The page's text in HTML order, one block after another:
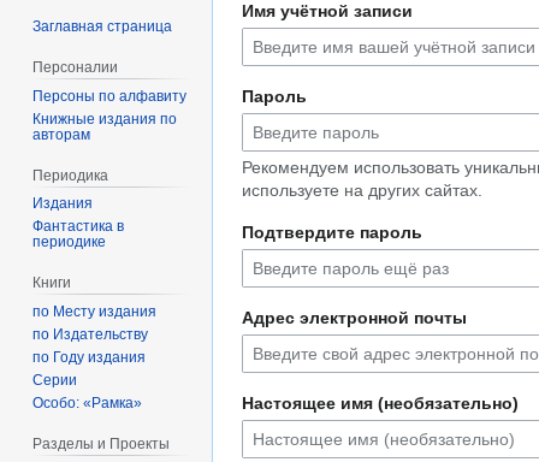
к
навигации
к
поиску
Имя учётной записи
Пароль
Рекомендуем использовать
используете на других сайтах.
Подтвердите пароль
Адрес электронной почты
Настоящее имя (необязательно)
Заглавная страница
Персоналии
Персоны по алфавиту
Книжные издания по
авторам
Периодика
Издания
Фантастика в
периодике
Книги
по Месту издания
по Издательству
по Году издания
Серии
Особо: «Рамка»
Разделы и Проекты